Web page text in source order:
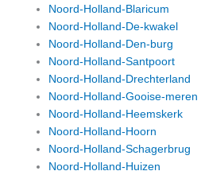
Noord-Holland-Blaricum
Noord-Holland-De-kwakel
Noord-Holland-Den-burg
Noord-Holland-Santpoort
Noord-Holland-Drechterland
Noord-Holland-Gooise-meren
Noord-Holland-Heemskerk
Noord-Holland-Hoorn
Noord-Holland-Schagerbrug
Noord-Holland-Huizen